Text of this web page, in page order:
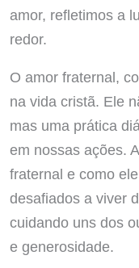
amor, refletimos a
redor.
O amor fraternal,
na vida cristã. Ele
mas uma prática
em nossas ações.
fraternal e como
desafiados a viver
cuidando uns dos
e generosidade.